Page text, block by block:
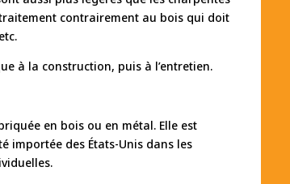
contrairement au bois qui doit
à la construction, puis à l’entretien.
en bois ou en métal. Elle est
importée des États-Unis dans les